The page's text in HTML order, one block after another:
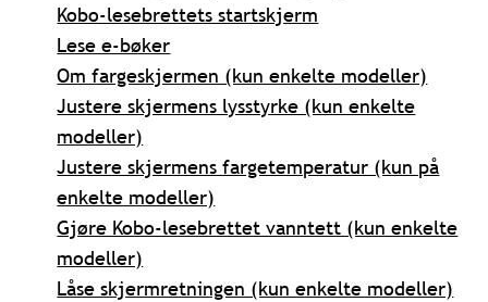
Kobo-lesebrettets startskjerm
Lese e-bøker
Om fargeskjermen (kun enkelte modeller)
Justere skjermens lysstyrke (kun enkelte
modeller)
Justere skjermens fargetemperatur (kun på
enkelte modeller)
Gjøre Kobo-lesebrettet vanntett (kun enkelte
modeller)
Låse skjermretningen (kun enkelte modeller)